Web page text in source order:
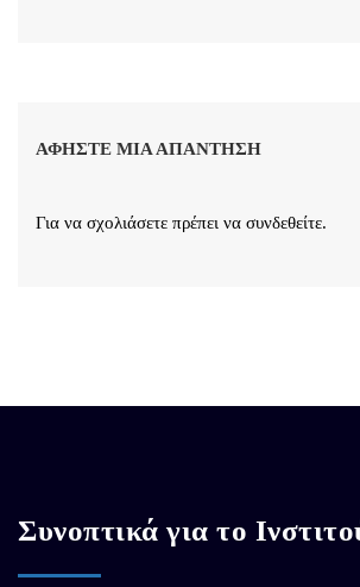
ΑΦΉΣΤΕ ΜΙΑ ΑΠΆΝΤΗΣΗ
Για να σχολιάσετε πρέπει να συνδεθείτε.
Συνοπτικά για το